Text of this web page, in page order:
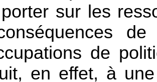
sur les
de
en effet, à